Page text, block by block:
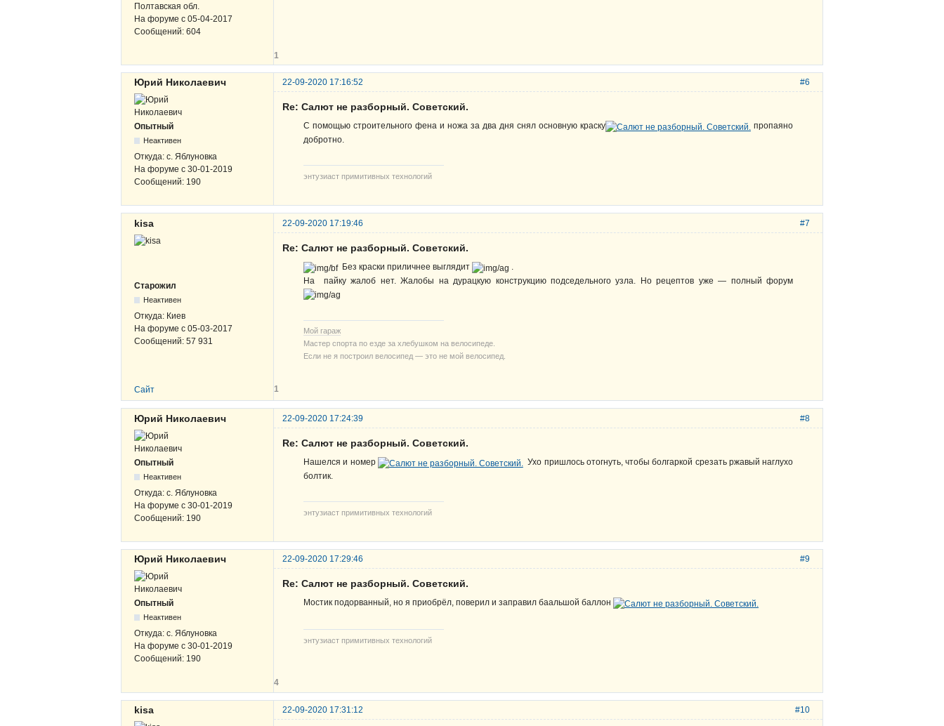
Полтавская обл.
На форуме с 05-04-2017
Сообщений: 604
1
#6
Юрий Николаевич 22-09-2020 17:16:52
Опытный
Неактивен
Откуда: с. Яблуновка
На форуме с 30-01-2019
Сообщений: 190
Re: Салют не разборный. Советский.
С помощью строительного фена и ножа за два дня снял основную краску
пропаяно
добротно.
энтузиаст примитивных технологий
#7
kisa 22-09-2020 17:19:46
Старожил
Неактивен
Откуда: Киев
На форуме с 05-03-2017
Сообщений: 57 931
Re: Салют не разборный. Советский.
Без краски приличнее выглядит
На пайку жалоб нет. Жалобы на дурацкую конструкцию подседельного узла. Но рецептов уже — полный форум
Мой гараж
Мастер спорта по езде за хлебушком на велосипеде.
Если не я построил велосипед — это не мой велосипед.
Сайт 1
#8
Юрий Николаевич 22-09-2020 17:24:39
Опытный
Неактивен
Откуда: с. Яблуновка
На форуме с 30-01-2019
Сообщений: 190
Re: Салют не разборный. Советский.
Нашелся и номер
Ухо пришлось отогнуть, чтобы болгаркой срезать ржавый наглухо
болтик.
энтузиаст примитивных технологий
#9
Юрий Николаевич 22-09-2020 17:29:46
Опытный
Неактивен
Откуда: с. Яблуновка
На форуме с 30-01-2019
Сообщений: 190
Re: Салют не разборный. Советский.
Мостик подорванный, но я приобрёл, поверил и заправил баальшой баллон
энтузиаст примитивных технологий
4
#10
kisa 22-09-2020 17:31:12